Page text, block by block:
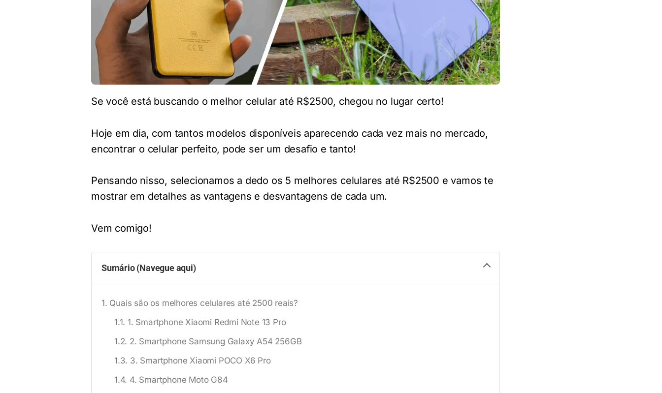
Se você está buscando o melhor celular até R$2500, chegou no lugar certo!
Hoje em dia, com tantos modelos disponíveis aparecendo cada vez mais no mercado,
encontrar o celular perfeito, pode ser um desafio e tanto!
Pensando nisso, selecionamos a dedo os 5 melhores celulares até R$2500 e vamos te
mostrar em detalhes as vantagens e desvantagens de cada um.
Vem comigo!
Sumário (Navegue aqui)
Quais são os melhores celulares até 2500 reais?
1. Smartphone Xiaomi Redmi Note 13 Pro
2. Smartphone Samsung Galaxy A54 256GB
3. Smartphone Xiaomi POCO X6 Pro
4. Smartphone Moto G84